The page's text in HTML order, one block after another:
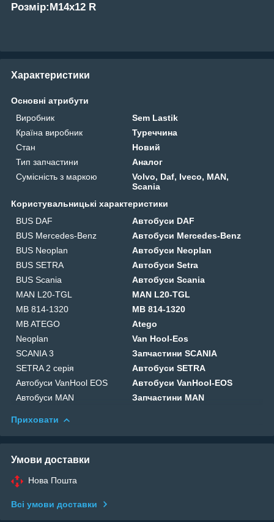
Розмір:M14x12 R
Характеристики
Основні атрибути
Виробник
Sem Lastik
Країна виробник
Туреччина
Стан
Новий
Тип запчастини
Аналог
Сумісність з маркою
Volvo, Daf, Iveco, MAN,
Scania
Користувальницькі характеристики
BUS DAF
Автобуси DAF
BUS Mercedes-Benz
Автобуси Mercedes-Benz
BUS Neoplan
Автобуси Neoplan
BUS SETRA
Автобуси Setra
BUS Scania
Автобуси Scania
MAN L20-TGL
MAN L20-TGL
MB 814-1320
MB 814-1320
MB ATEGO
Atego
Neoplan
Van Hool-Eos
SCANIA 3
Запчастини SCANIA
SETRA 2 серія
Автобуси SETRA
Автобуси VanHool EOS
Автобуси VanHool-EOS
Автобуси MAN
Запчастини MAN
Приховати
Умови доставки
Нова Пошта
Всі умови доставки